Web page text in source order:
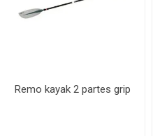
Remo kayak 2 partes grip